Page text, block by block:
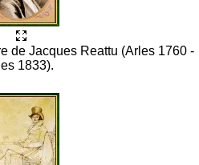
de Jacques Reattu (Arles 1760 -
1833).